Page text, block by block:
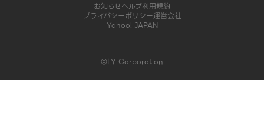
お知らせヘルプ利用規約
プライバシーポリシー運営会社
Yahoo! JAPAN
©LY Corporation
このコンテンツは掲載が終了しました | LINE占い